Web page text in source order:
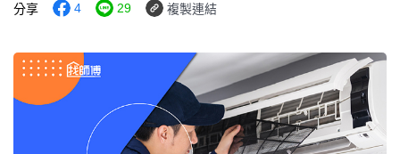
分享 4 29 複製連結